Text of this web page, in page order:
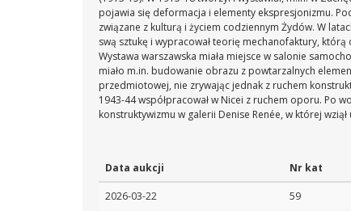
pojawia się deformacja i elementy ekspresjonizmu.
związane z kulturą i życiem codziennym Żydów. W
swą sztukę i wypracował teorię mechanofaktury, którą
Wystawa warszawska miała miejsce w salonie
miało m.in. budowanie obrazu z powtarzalnych
przedmiotowej, nie zrywając jednak z ruchem
1943-44 współpracował w Nicei z ruchem oporu. Po
konstruktywizmu w galerii Denise Renée, w której
Data aukcji Nr kat
2026-03-22 59